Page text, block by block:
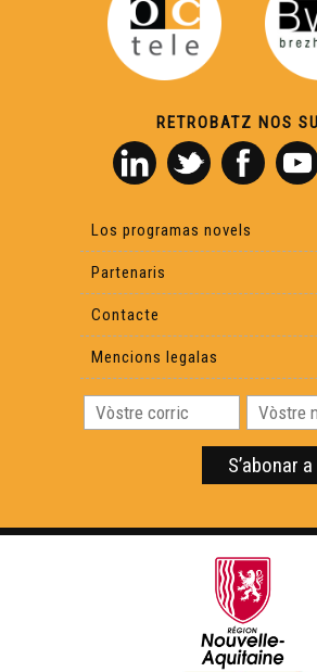
Conferéncia a l'entorn deu
Philippe Biu
Reportatge Radio País - Lilas
Causas que hèn paur
RETROBATZ NOS
Los programas novels
Partenaris
Contacte
Mencions legalas